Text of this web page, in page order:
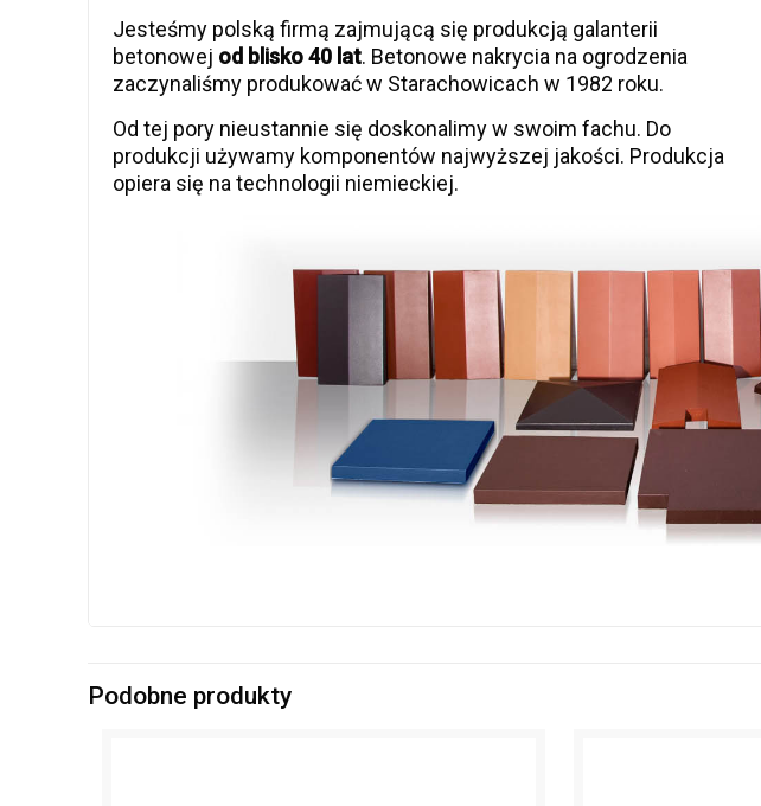
Jesteśmy polską firmą zajmującą się produkcją galanterii
betonowej od blisko 40 lat. Betonowe nakrycia na ogrodzenia
zaczynaliśmy produkować w Starachowicach w 1982 roku.
Od tej pory nieustannie się doskonalimy w swoim fachu. Do
produkcji używamy komponentów najwyższej jakości. Produkcja
opiera się na technologii niemieckiej.
Podobne produkty